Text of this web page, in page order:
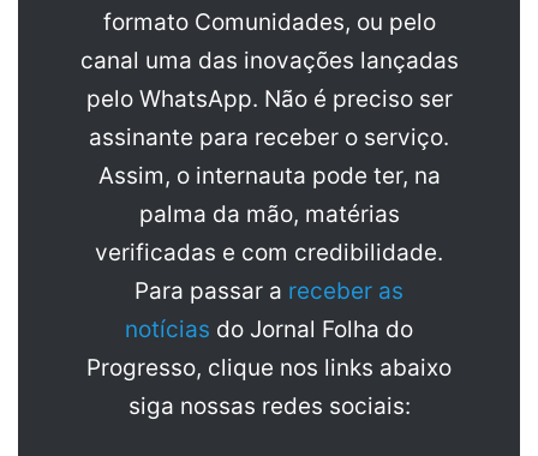
formato Comunidades, ou pelo
canal uma das inovações lançadas
pelo WhatsApp. Não é preciso ser
assinante para receber o serviço.
Assim, o internauta pode ter, na
palma da mão, matérias
verificadas e com credibilidade.
Para passar a receber as
notícias do Jornal Folha do
Progresso, clique nos links abaixo
siga nossas redes sociais: